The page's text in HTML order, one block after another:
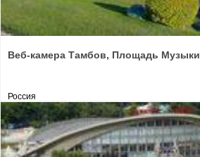
Веб-камера Тамбов, Площадь Музыки
Россия